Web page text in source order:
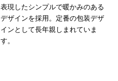
表現したシンプルで暖かみのある
デザインを採用。定番の包装デザ
インとして長年親しまれていま
す。